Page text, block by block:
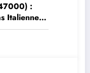
:
Italiennes